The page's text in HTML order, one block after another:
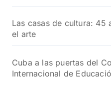
Las casas de cultura: 45
el arte
Cuba a las puertas del
Internacional de